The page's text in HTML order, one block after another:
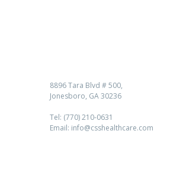
8896 Tara Blvd # 500,
Jonesboro, GA 30236
Tel: (770) 210-0631
Email: info@csshealthcare.com